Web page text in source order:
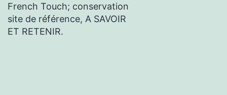
French Touch; conservation
site de référence, A SAVOIR
ET RETENIR.